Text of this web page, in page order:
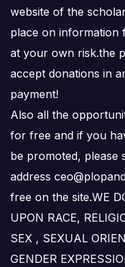
website of the
place on information
at your own risk.the
accept donations in
payment!
Also all the
for free and if you
be promoted, please
address
free on the site.WE
UPON RACE,
SEX , SEXUAL
GENDER